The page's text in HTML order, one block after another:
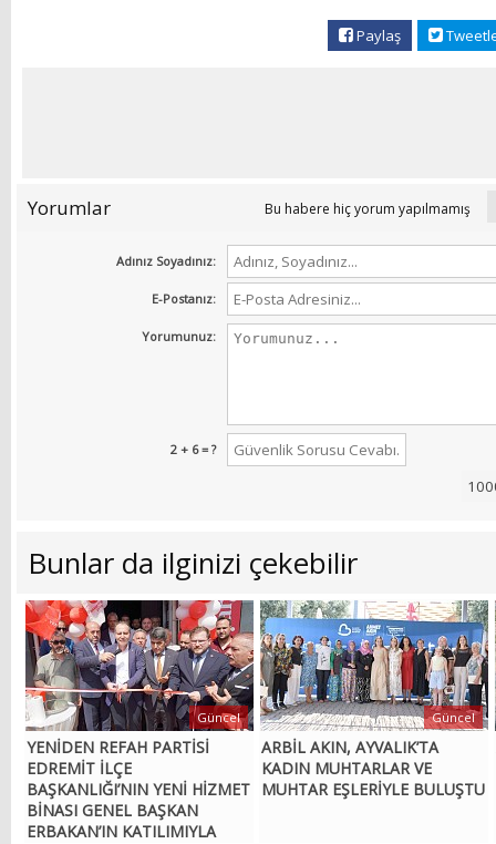
Paylaş
Yorumlar Bu habere hiç yorum yapılmamış
Adınız Soyadınız:
E-Postanız:
Yorumunuz:
2 + 6 = ?
Bunlar da ilginizi çekebilir
YENİDEN REFAH PARTİSİ
EDREMİT İLÇE
BAŞKANLIĞI’NIN YENİ HİZMET
BİNASI GENEL BAŞKAN
ERBAKAN’IN KATILIMIYLA
Güncel
ARBİL AKIN, AYVALIK’TA
KADIN MUHTARLAR VE
MUHTAR EŞLERİYLE BULUŞTU
Güncel